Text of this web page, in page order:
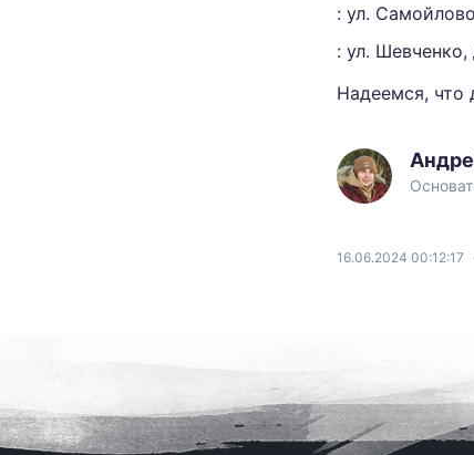
: ул.
: ул.
Надеемся, что
16.06.2024 00:12:17